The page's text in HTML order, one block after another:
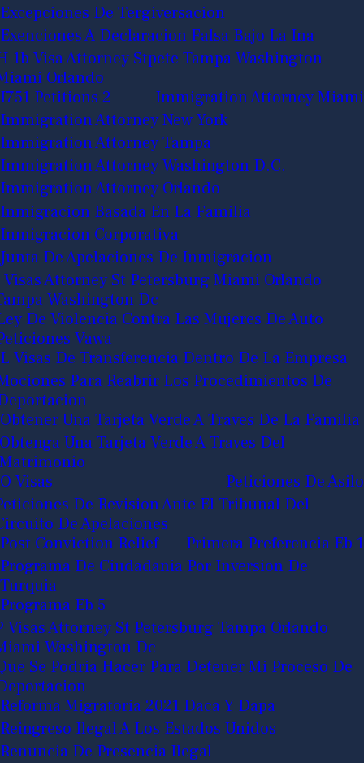
Excepciones De Tergiversacion
Exenciones A Declaracion Falsa Bajo La Ina
1b Visa Attorney Stpete Tampa Washington
Orlando
I751 Petitions 2
Immigration Attorney Miami
Immigration Attorney New York
Immigration Attorney Tampa
Immigration Attorney Washington D.C.
Immigration Attorney Orlando
Inmigracion Basada En La Familia
Inmigracion Corporativa
Junta De Apelaciones De Inmigracion
Visas Attorney St Petersburg Miami Orlando
Washington Dc
De Violencia Contra Las Mujeres De Auto
Vawa
L Visas De Transferencia Dentro De La Empresa
Para Reabrir Los Procedimientos De
Obtener Una Tarjeta Verde A Traves De La Familia
Obtenga Una Tarjeta Verde A Traves Del
Matrimonio
O Visas
Peticiones De Asilo
De Revision Ante El Tribunal Del
De Apelaciones
Post Conviction Relief
Primera Preferencia Eb 1
Programa De Ciudadania Por Inversion De
Turquia
Programa Eb 5
Visas Attorney St Petersburg Tampa Orlando
Washington Dc
Se Podria Hacer Para Detener Mi Proceso De
Reforma Migratoria 2021 Daca Y Dapa
Reingreso Ilegal A Los Estados Unidos
Renuncia De Presencia Ilegal